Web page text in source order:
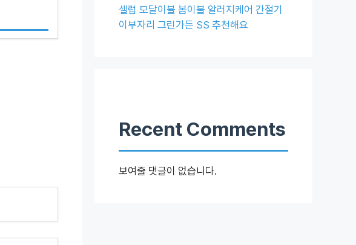
셀럽 모달이불 봄이불 알러지케어 간절기
이부자리 그린가든 SS 추천해요
Recent Comments
보여줄 댓글이 없습니다.